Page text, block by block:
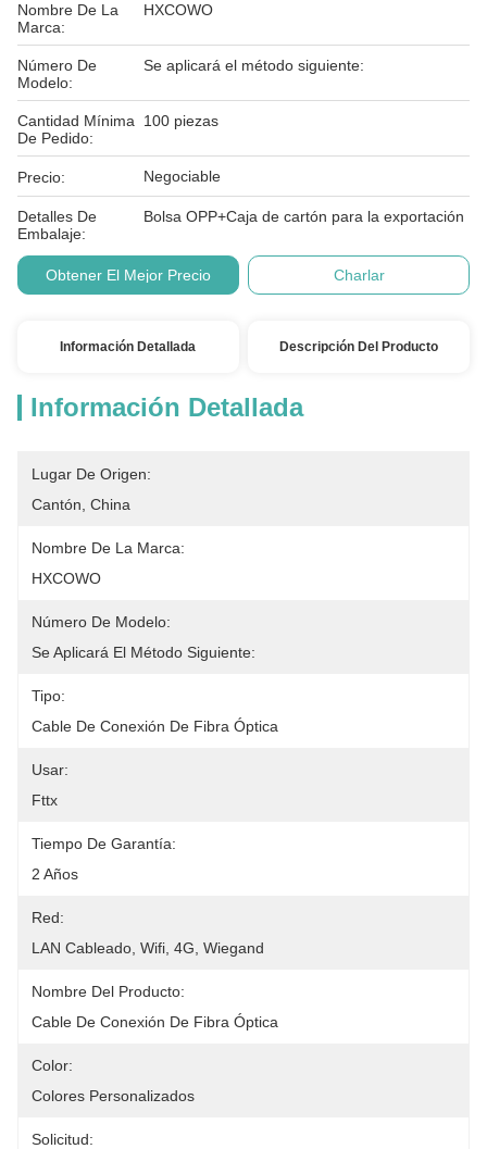
Nombre De La
Marca:
HXCOWO
Número De
Modelo:
Se aplicará el método siguiente:
Cantidad Mínima
De Pedido:
100 piezas
Precio: Negociable
Detalles De
Embalaje:
Bolsa OPP+Caja de cartón para la exportación
Obtener El Mejor Precio Charlar
Información Detallada Descripción Del Producto
Información Detallada
Lugar De Origen:
Cantón, China
Nombre De La Marca:
HXCOWO
Número De Modelo:
Se Aplicará El Método Siguiente:
Tipo:
Cable De Conexión De Fibra Óptica
Usar:
Fttx
Tiempo De Garantía:
2 Años
Red:
LAN Cableado, Wifi, 4G, Wiegand
Nombre Del Producto:
Cable De Conexión De Fibra Óptica
Color:
Colores Personalizados
Solicitud: